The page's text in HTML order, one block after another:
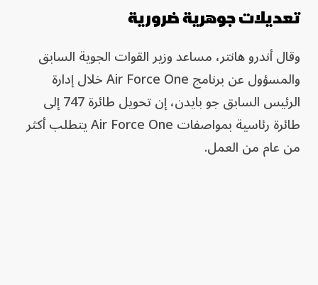
تعديلات جوهرية ضرورية
وقال أندرو هانتر، مساعد وزير القوات الجوية السابق
والمسؤول عن برنامج Air Force One خلال إدارة
الرئيس السابق جو بايدن، إن تحويل طائرة 747 إلى
طائرة رئاسية بمواصفات Air Force One يتطلب أكثر
من عام من العمل.